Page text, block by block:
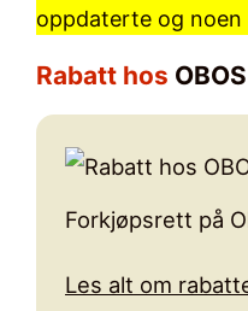
oppdaterte og
Rabatt hos OBOS
Forkjøpsrett på
Les alt om